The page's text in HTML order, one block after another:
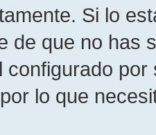
Si lo
de que no has
configurado
lo que